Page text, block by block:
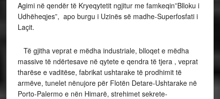
Agimi në qendër të Kryeqytetit ngjitur me famkeqin”Blloku i
Udhëheqjes”, apo burgu i Uzinës së madhe-Superfosfati i
Laçit.
Të gjitha veprat e mëdha industriale, blloqet e mëdha
massive të ndërtesave në qytete e qendra të tjera , veprat
tharëse e vaditëse, fabrikat ushtarake të prodhimit të
armëve, tunelet nënujore për Flotën Detare-Ushtarake në
Porto-Palermo e nën Himarë, strehimet sekrete-